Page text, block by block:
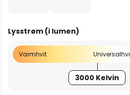
Lysstrøm (i lumen)
Varmhvit
3000 Kelvin